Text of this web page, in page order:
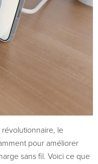
révolutionnaire, le
pour améliorer
sans fil. Voicice que